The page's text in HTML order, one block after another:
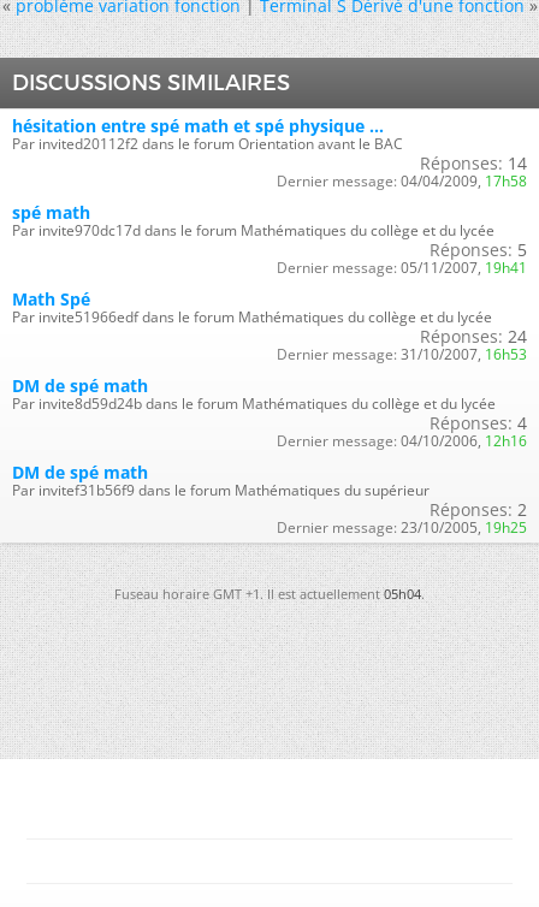
« problème variation fonction|Terminal S Dérivé d'une fonction »
DISCUSSIONS SIMILAIRES
hésitation entre spé math et spé physique ...
Par invited20112f2 dans le forum Orientation avant le BAC
Réponses: 14
Dernier message: 04/04/2009, 17h58
spé math
Par invite970dc17d dans le forum Mathématiques du collège et du lycée
Réponses: 5
Dernier message: 05/11/2007, 19h41
Math Spé
Par invite51966edf dans le forum Mathématiques du collège et du lycée
Réponses: 24
Dernier message: 31/10/2007, 16h53
DM de spé math
Par invite8d59d24b dans le forum Mathématiques du collège et du lycée
Réponses: 4
Dernier message: 04/10/2006, 12h16
DM de spé math
Par invitef31b56f9 dans le forum Mathématiques du supérieur
Réponses: 2
Dernier message: 23/10/2005, 19h25
Fuseau horaire GMT +1. Il est actuellement05h04.